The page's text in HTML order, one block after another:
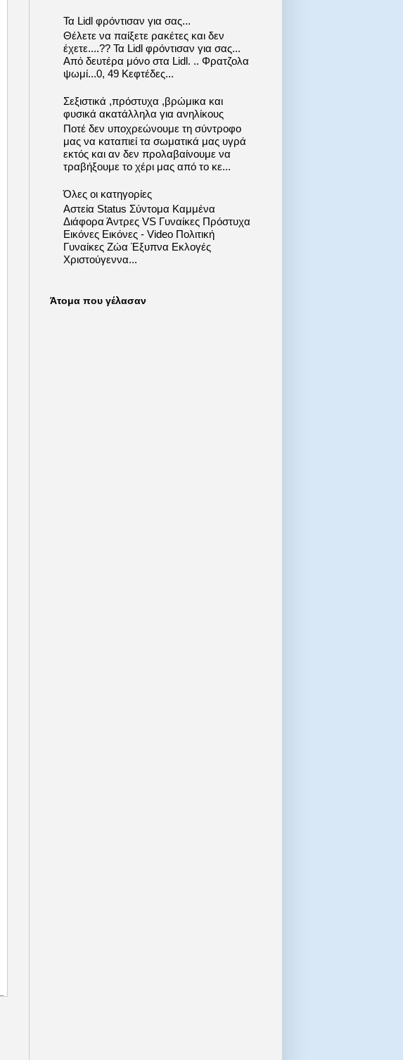
Τα Lidl φρόντισαν για σας...
Θέλετε να παίξετε ρακέτες και δεν
έχετε....?? Τα Lidl φρόντισαν για σας...
Από δευτέρα μόνο στα Lidl. .. Φρατζολα
ψωμί...0, 49 Κεφτέδες...
Σεξιστικά ,πρόστυχα ,βρώμικα και
φυσικά ακατάλληλα για ανηλίκους
Ποτέ δεν υποχρεώνουμε τη σύντροφο
μας να καταπιεί τα σωματικά μας υγρά
εκτός και αν δεν προλαβαίνουμε να
τραβήξουμε το χέρι μας από το κε...
Όλες οι κατηγορίες
Αστεία Status Σύντομα Καμμένα
Διάφορα Άντρες VS Γυναίκες Πρόστυχα
Εικόνες Εικόνες - Video Πολιτική
Γυναίκες Ζώα Έξυπνα Εκλογές
Χριστούγεννα...
Άτομα που γέλασαν